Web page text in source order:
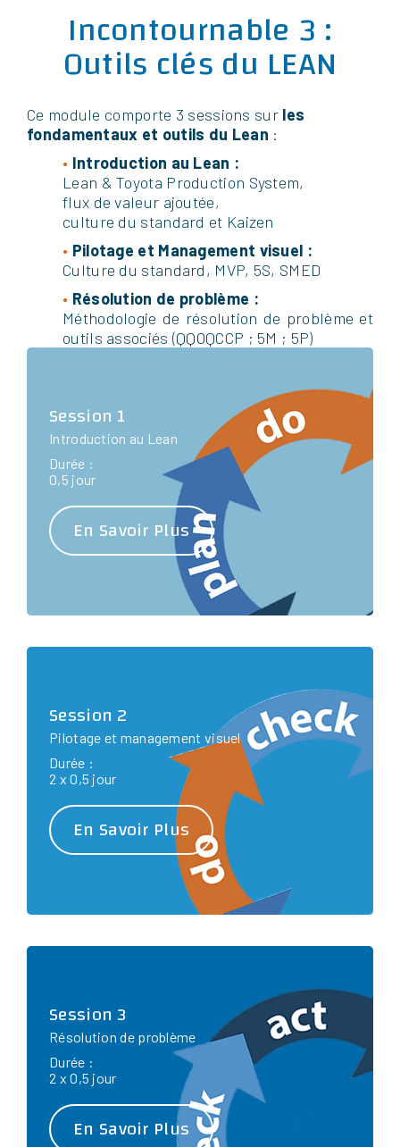
Incontournable 3 :
Outils clés du LEAN
Ce module comporte 3 sessions sur les
fondamentaux et outils du Lean :
• Introduction au Lean :
Lean & Toyota Production System,
flux de valeur ajoutée,
culture du standard et Kaizen
• Pilotage et Management visuel :
Culture du standard, MVP, 5S, SMED
• Résolution de problème :
Méthodologie de résolution de problème et
outils associés (QQOQCCP ; 5M ; 5P)
Session 1
Introduction au Lean
Durée :
0,5 jour
En Savoir Plus
Session 2
Pilotage et management visuel
Durée :
2 x 0,5 jour
En Savoir Plus
Session 3
Résolution de problème
Durée :
2 x 0,5 jour
En Savoir Plus